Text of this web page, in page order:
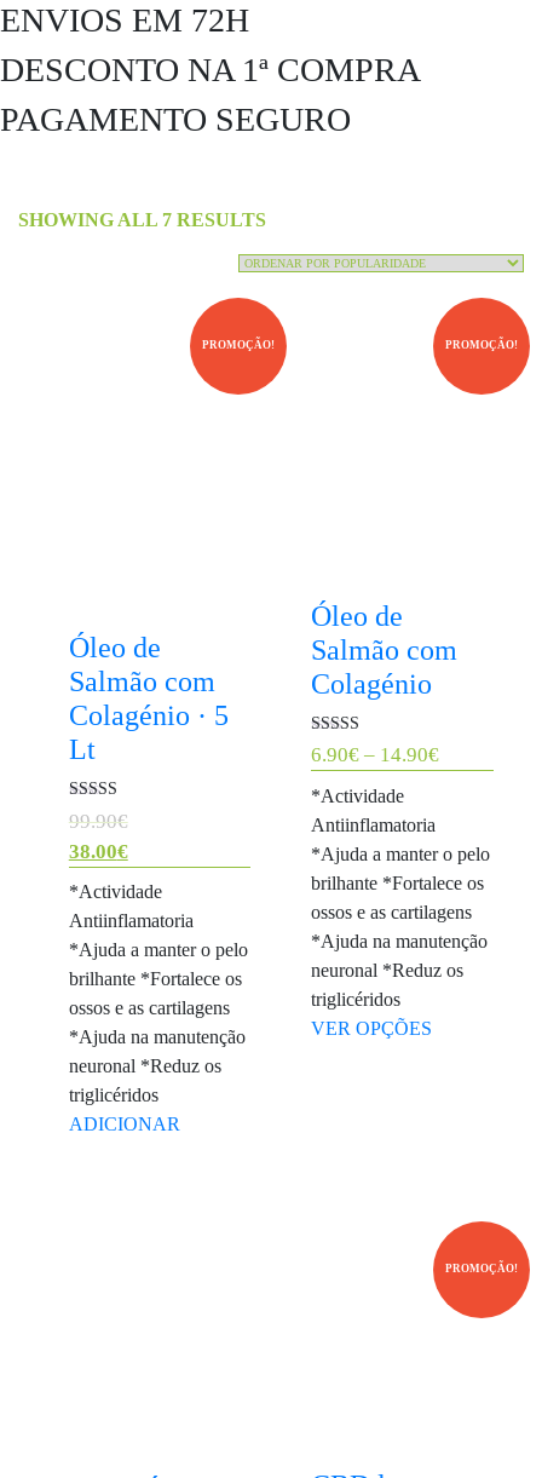
ENVIOS EM 72H
DESCONTO NA 1ª COMPRA
PAGAMENTO SEGURO
SHOWING ALL 7 RESULTS
PROMOÇÃO!
Óleo de
Salmão com
Colagénio
Avaliação
4.90
6.90€ – 14.90€Price
through
14.90€
*Actividade
Antiinflamatoria
*Ajuda a manter o pelo
brilhante *Fortalece os
ossos e as cartilagens
*Ajuda na manutenção
neuronal *Reduz os
triglicéridos
VER OPÇÕES
PROMOÇÃO!
Óleo de
Salmão com
Colagénio · 5
Lt
Avaliação
4.50
de 5
99.90€O
preço
original
era:
99.90€.
38.00€
O
preço
atual
é:
38.00€.
*Actividade
Antiinflamatoria
*Ajuda a manter o pelo
brilhante *Fortalece os
ossos e as cartilagens
*Ajuda na manutenção
neuronal *Reduz os
triglicéridos
ADICIONAR
PROMOÇÃO!